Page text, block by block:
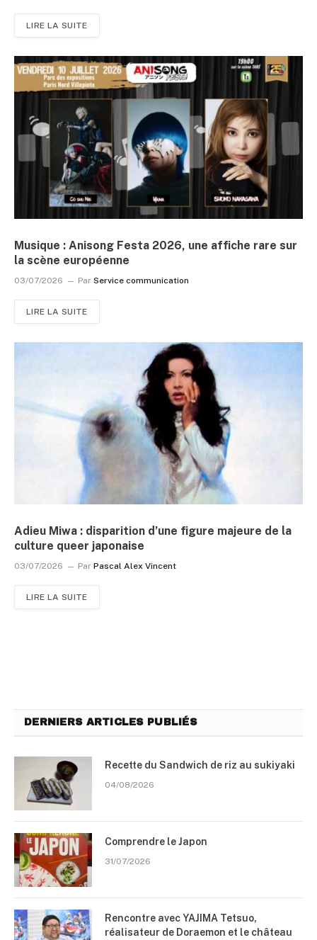
LIRE LA SUITE
Musique : Anisong Festa 2026, une affiche rare sur
la scène européenne
03/07/2026 Par Service communication
LIRE LA SUITE
Adieu Miwa : disparition d’une figure majeure de la
culture queer japonaise
03/07/2026 Par Pascal Alex Vincent
LIRE LA SUITE
DERNIERS ARTICLES PUBLIÉS
Recette du Sandwich de riz au sukiyaki
04/08/2026
Comprendre le Japon
31/07/2026
Rencontre avec YAJIMA Tetsuo,
réalisateur de Doraemon et le château